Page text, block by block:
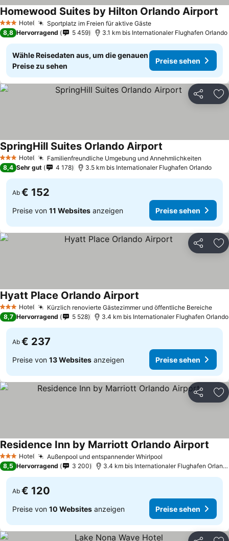
3 SterneHotel Sportplatz im Freien für aktive GästePreise sehen
Homewood Suites by Hilton Orlando Airport
8,8 Hervorragend 5 459 3.1 km bis Internationaler Flughafen Orlando
Wähle Reisedaten aus, um die genauen
Preise zu sehen
Preise sehen
Teilen
3 SterneHotel Familienfreundliche Umgebung und Annehmlichkeiten
SpringHill Suites Orlando Airport
8,4 Sehr gut 4 178 3.5 km bis Internationaler Flughafen Orlando
Ab € 152
Preise von 11 Websites anzeigen Preise sehen
Teilen
3 SterneHotel Kürzlich renovierte Gästezimmer und öffentliche Bereiche
Hyatt Place Orlando Airport
8,7 Hervorragend 5 528 3.4 km bis Internationaler Flughafen Orlando
Ab € 237
Preise von 13 Websites anzeigen Preise sehen
Teilen
3 SterneHotel Außenpool und entspannender Whirlpool
Residence Inn by Marriott Orlando Airport
8,5 Hervorragend 3 200 3.4 km bis Internationaler Flughafen
Ab € 120
Preise von 10 Websites anzeigen Preise sehen